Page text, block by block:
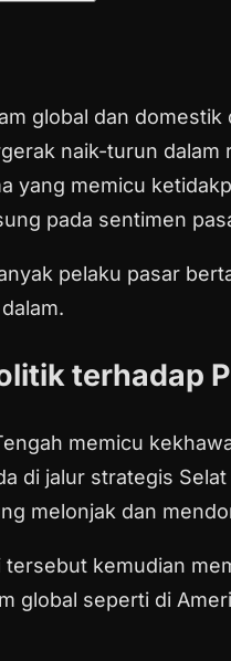
global dan
naik-turun
yang memicu
pada sentimen
pelaku pasar
terhadap
memicu
di jalur strategis
melonjak dan
tersebut kemudian
global seperti di